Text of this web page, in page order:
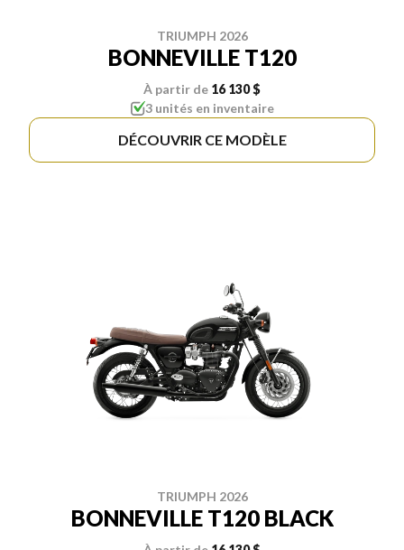
TRIUMPH 2026
BONNEVILLE T120
À partir de 16 130 $
3 unités en inventaire
DÉCOUVRIR CE MODÈLE
TRIUMPH 2026
BONNEVILLE T120 BLACK